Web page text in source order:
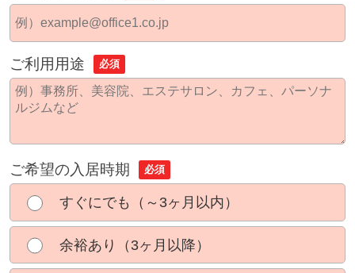
ご利用用途 必須
ご希望の入居時期 必須
すぐにでも（～3ヶ月以内）
余裕あり（3ヶ月以降）